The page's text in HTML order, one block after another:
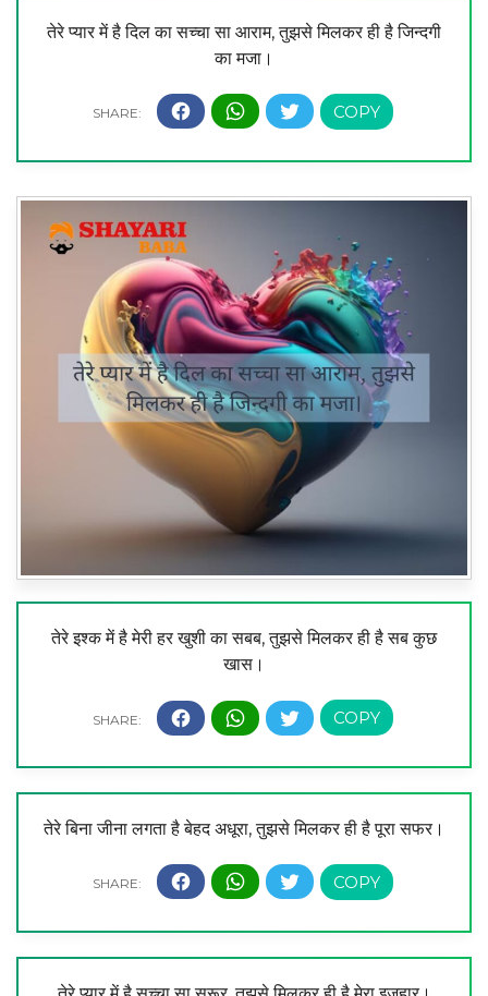
तेरे प्यार में है दिल का सच्चा सा आराम, तुझसे मिलकर ही है जिन्दगी
का मजा।
तेरे इश्क में है मेरी हर खुशी का सबब, तुझसे मिलकर ही है सब कुछ
खास।
तेरे बिना जीना लगता है बेहद अधूरा, तुझसे मिलकर ही है पूरा सफर।